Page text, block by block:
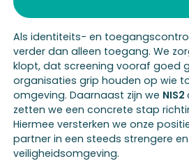
Als identiteits- en
verder dan alleen toegang. We
klopt, dat screening vooraf goed
organisaties grip houden op wie
omgeving. Daarnaast zijn we NIS2
zetten we een concrete stap
Hiermee versterken we onze
partner in een steeds strengere
veiligheidsomgeving.